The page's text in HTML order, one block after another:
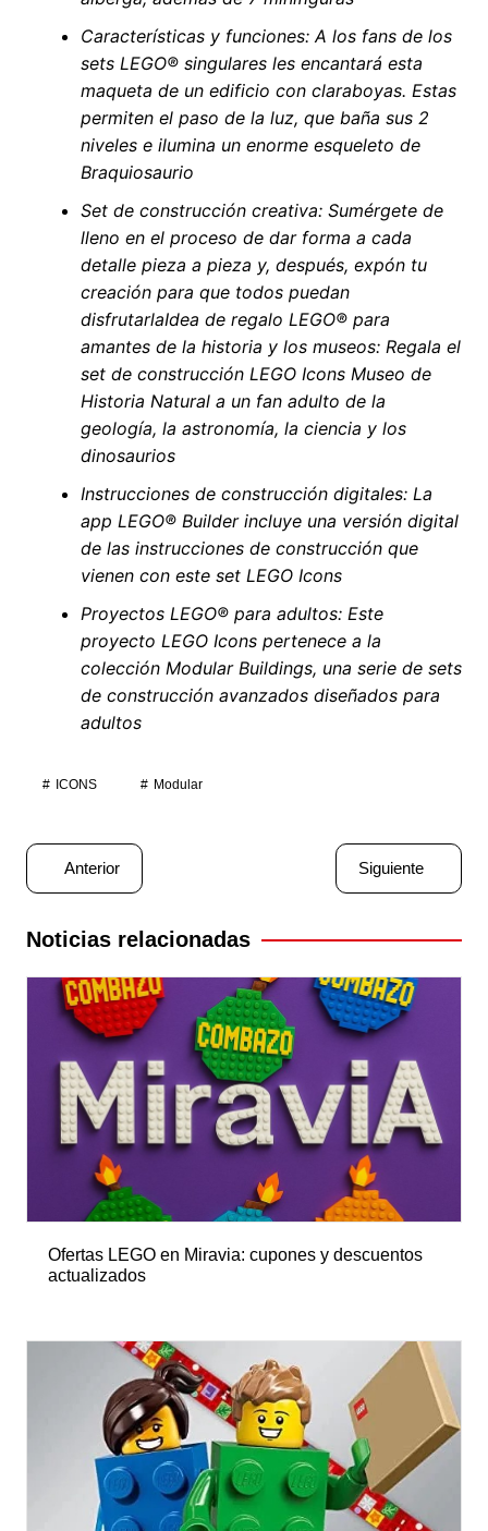
Características y funciones: A los fans de los
sets LEGO® singulares les encantará esta
maqueta de un edificio con claraboyas. Estas
permiten el paso de la luz, que baña sus 2
niveles e ilumina un enorme esqueleto de
Braquiosaurio
Set de construcción creativa: Sumérgete de
lleno en el proceso de dar forma a cada
detalle pieza a pieza y, después, expón tu
creación para que todos puedan
disfrutarlaIdea de regalo LEGO® para
amantes de la historia y los museos: Regala el
set de construcción LEGO Icons Museo de
Historia Natural a un fan adulto de la
geología, la astronomía, la ciencia y los
dinosaurios
Instrucciones de construcción digitales: La
app LEGO® Builder incluye una versión digital
de las instrucciones de construcción que
vienen con este set LEGO Icons
Proyectos LEGO® para adultos: Este
proyecto LEGO Icons pertenece a la
colección Modular Buildings, una serie de sets
de construcción avanzados diseñados para
adultos
ICONS Modular
Navegación
de
entradas
Anterior Siguiente
Noticias relacionadas
Ofertas LEGO en Miravia: cupones y descuentos
actualizados